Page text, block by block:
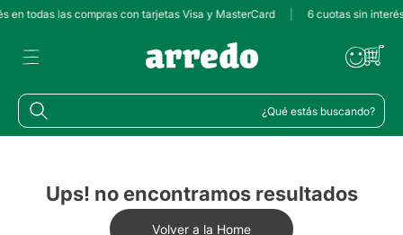
en todas las compras con tarjetas Visa y MasterCard 6 cuotas sin
¿Qué estás buscando?
Ups! no encontramos resultados
Volver a la Home